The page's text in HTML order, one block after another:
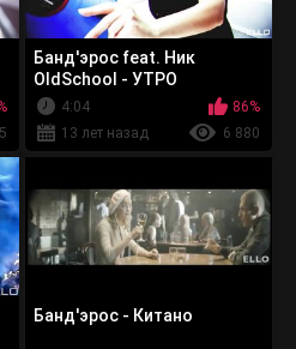
Банд'эрос feat. Ник
OldSchool - УТРО
(UNOFFICIAL)
4:04
86%
13 лет назад
6 880
Банд'эрос - Китано